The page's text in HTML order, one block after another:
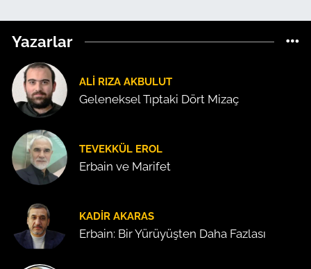
Yazarlar
ALI RIZA AKBULUT
Geleneksel Tıptaki Dört Mizaç
TEVEKKÜL EROL
Erbain ve Marifet
KADIR AKARAS
Erbain: Bir Yürüyüşten Daha Fazlası